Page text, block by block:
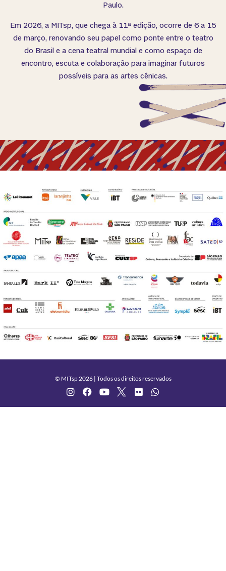
Paulo.
Em 2026, a MITsp, que chega à 11ª edição, ocorre de 6 a 15
de março, renovando seu papel como ponte entre o teatro
do Brasil e a cena teatral mundial e como espaço de
encontro, escuta e colaboração para imaginar futuros
possíveis para as artes cênicas.
© MITsp 2026 | Todos os direitos reservados